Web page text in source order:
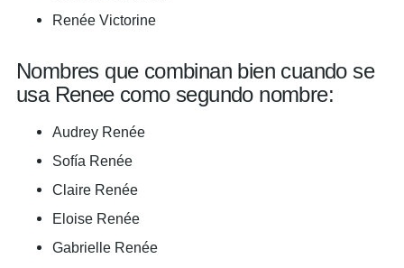
Renée Victorine
Nombres que combinan bien cuando se
usa Renee como segundo nombre:
Audrey Renée
Sofía Renée
Claire Renée
Eloise Renée
Gabrielle Renée